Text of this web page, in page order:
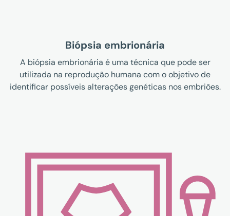
Biópsia embrionária
A biópsia embrionária é uma técnica que pode ser
utilizada na reprodução humana com o objetivo de
identificar possíveis alterações genéticas nos embriões.